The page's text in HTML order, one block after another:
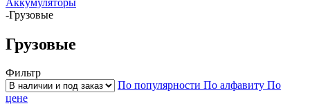
-Грузовые
Грузовые
Фильтр
По популярности По алфавиту По
цене